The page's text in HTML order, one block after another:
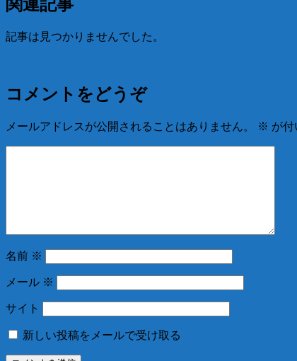
関連記事
記事は見つかりませんでした。
コメントをどうぞ
メールアドレスが公開されることはありません。 ※ が付
名前 ※
メール ※
サイト
新しい投稿をメールで受け取る